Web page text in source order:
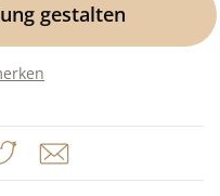
gestalten